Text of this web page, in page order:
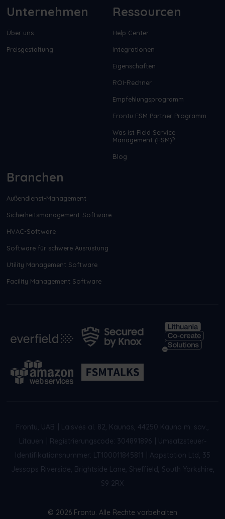
Unternehmen
Über uns
Preisgestaltung
Ressourcen
Help Center
Integrationen
Eigenschaften
ROI-Rechner
Empfehlungsprogramm
Frontu FSM Partner Programm
Was ist Field Service
Management (FSM)?
Blog
Branchen
Außendienst-Management
Sicherheitsmanagement-Software
HVAC-Software
Software für schwere Ausrüstung
Utility Management Software
Facility Management Software
Frontu, UAB
Laisvės al. 82, Kaunas, 44250 Kauno m. sav.,
Litauen
Registrierungscode: 304891896
Umsatzsteuer-
Identifikationsnummer: LT100011845811
Appstation Ltd, 35
Jessops Riverside, Brightside Lane, Sheffield, South Yorkshire,
S9 2RX
© 2026 Frontu. Alle Rechte vorbehalten